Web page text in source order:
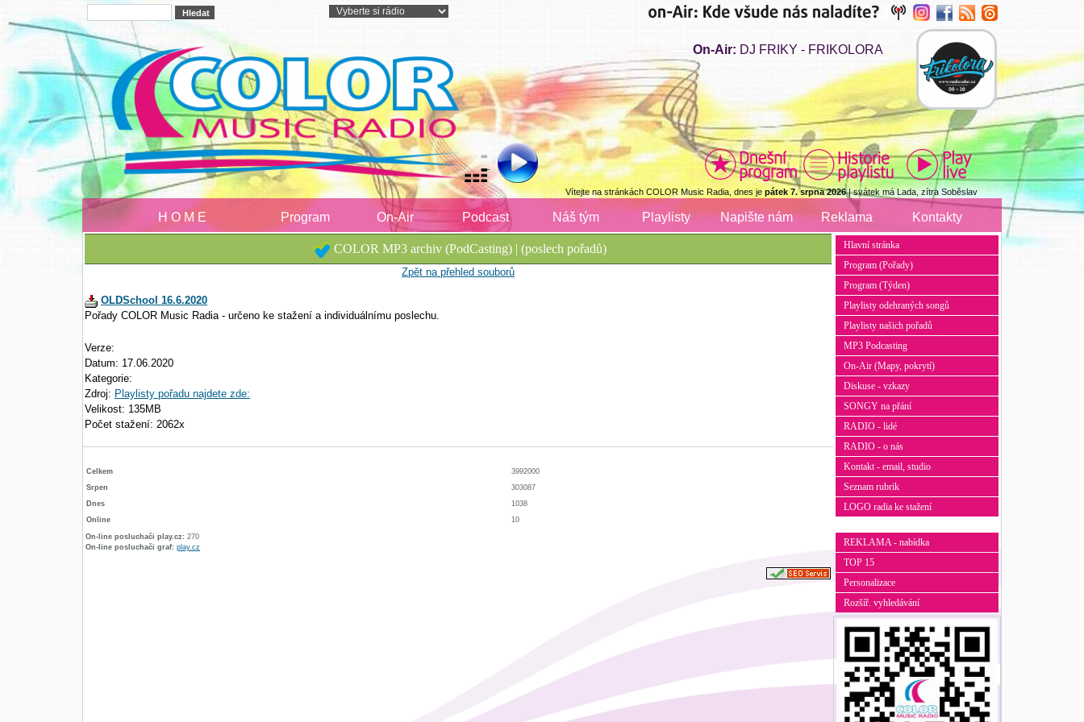
On-Air: DJ FRIKY - FRIKOLORA
Vítejte na stránkách COLOR Music Radia, dnes je pátek 7. srpna 2026| svátek má Lada, zítra Soběslav
H O M E Program On-Air Podcast Náš tým Playlisty Napište nám Reklama Kontakty
COLOR MP3 archiv (PodCasting) | (poslech pořadů)
Zpět na přehled souborů
OLDSchool 16.6.2020
Pořady COLOR Music Radia - určeno ke stažení a individuálnímu poslechu.
Verze:
Datum: 17.06.2020
Kategorie:
Zdroj: Playlisty pořadu najdete zde:
Velikost: 135MB
Počet stažení: 2062x
Celkem
3992000
Srpen
303087
Dnes
1038
Online
10
On-line posluchači play.cz: 270
On-line posluchači graf: play.cz
Hlavní stránka
Program (Pořady)
Program (Týden)
Playlisty odehraných songů
Playlisty našich pořadů
MP3 Podcasting
On-Air (Mapy, pokrytí)
Diskuse - vzkazy
SONGY na přání
RADIO - lidé
RADIO - o nás
Kontakt - email, studio
Seznam rubrik
LOGO radia ke stažení
REKLAMA - nabídka
TOP 15
Personalizace
Rozšíř. vyhledávání